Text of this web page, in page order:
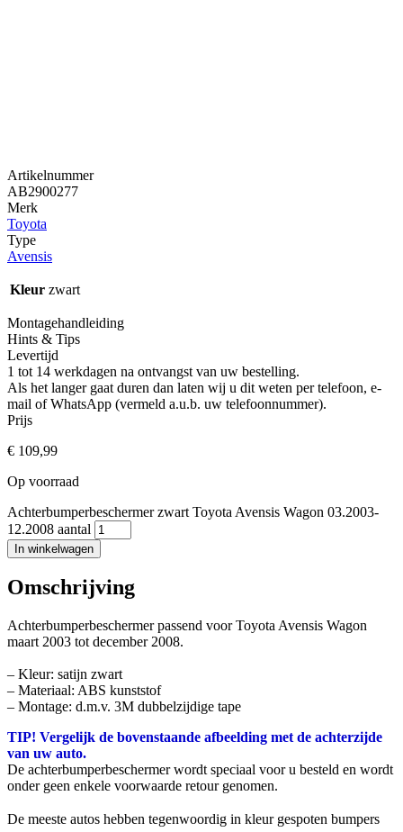
Artikelnummer
AB2900277
Merk
Toyota
Type
Avensis
Kleur zwart
Montagehandleiding
Hints & Tips
Levertijd
1 tot 14 werkdagen na ontvangst van uw bestelling.
Als het langer gaat duren dan laten wij u dit weten per telefoon, e-
mail of WhatsApp (vermeld a.u.b. uw telefoonnummer).
Prijs
€ 109,99
Op voorraad
Achterbumperbeschermer zwart Toyota Avensis Wagon 03.2003-
12.2008 aantal
In winkelwagen
Omschrijving
Achterbumperbeschermer passend voor Toyota Avensis Wagon
maart 2003 tot december 2008.
– Kleur: satijn zwart
– Materiaal: ABS kunststof
– Montage: d.m.v. 3M dubbelzijdige tape
TIP! Vergelijk de bovenstaande afbeelding met de achterzijde
van uw auto.
De achterbumperbeschermer wordt speciaal voor u besteld en wordt
onder geen enkele voorwaarde retour genomen.
De meeste autos hebben tegenwoordig in kleur gespoten bumpers